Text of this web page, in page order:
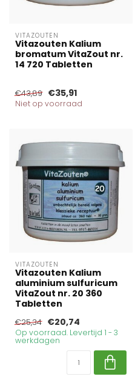
VITAZOUTEN
Vitazouten Kalium
bromatum VitaZout nr.
14 720 Tabletten
€43,89 €35,91
Niet op voorraad
VITAZOUTEN
Vitazouten Kalium
aluminium sulfuricum
VitaZout nr. 20 360
Tabletten
€25,34 €20,74
Op voorraad. Levertijd 1 - 3
werkdagen